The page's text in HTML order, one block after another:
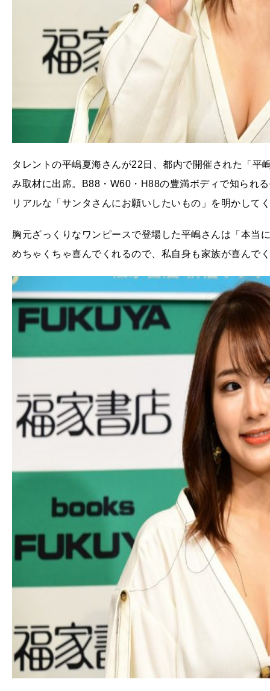
タレントの平嶋夏海さんが22日、都内で開催された「
み取材に出席。B88・W60・H88の豊満ボディで知られ
リアルな「サンタさんにお願いしたいもの」を明かして
胸元ざっくりなワンピースで登場した平嶋さんは「本当
めちゃくちゃ喜んでくれるので、私自身も家族が喜んで